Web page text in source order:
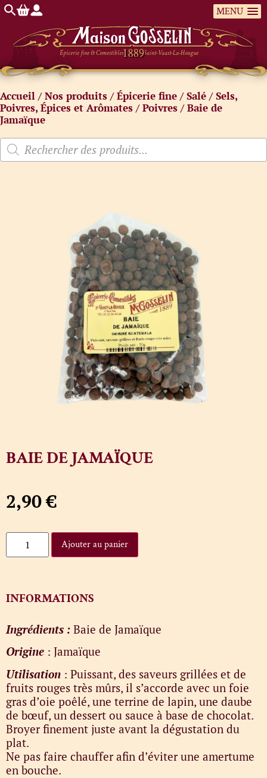
MENU
Épicerie fine & Comestibles Saint-Vaast-La-Hougue
Accueil /Nos produits /Épicerie fine /Salé /Sels,
Poivres, Épices et Arômates /Poivres / Baie de
Jamaïque
BAIE DE JAMAÏQUE
2,90€
Ajouter au panier
INFORMATIONS
Ingrédients : Baie de Jamaïque
Origine : Jamaïque
Utilisation : Puissant, des saveurs grillées et de
fruits rouges très mûrs, il s’accorde avec un foie
gras d’oie poêlé, une terrine de lapin, une daube
de bœuf, un dessert ou sauce à base de chocolat.
Broyer finement juste avant la dégustation du
plat.
Ne pas faire chauffer afin d’éviter une amertume
en bouche.